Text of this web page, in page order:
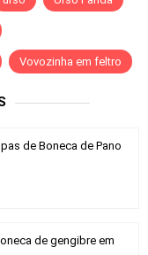
Vovozinha em feltro
de Boneca de Pano
de gengibre em